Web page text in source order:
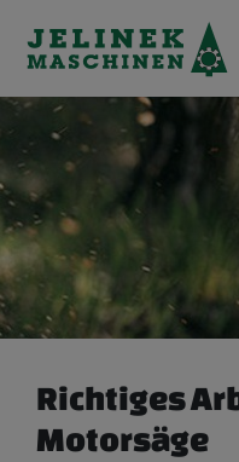
Richtiges
Motorsäge